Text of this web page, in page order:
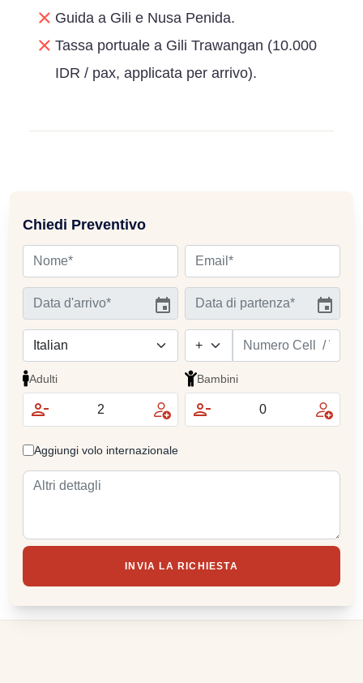
Guida a Gili e Nusa Penida.
Tassa portuale a Gili Trawangan (10.000
IDR / pax, applicata per arrivo).
Chiedi Preventivo
Adulti Bambini
Aggiungi volo internazionale
INVIA LA RICHIESTA